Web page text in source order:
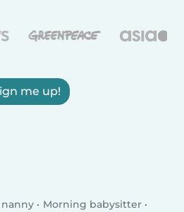
me up!
Morning babysitter